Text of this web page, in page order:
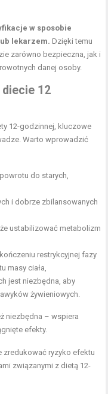
w sposobie
lekarzem. Dzięki temu
zarówno bezpieczna, jak i
danej osoby.
12
12-godzinnej, kluczowe
Warto wprowadzić
do starych,
i dobrze zbilansowanych
ustabilizować metabolizm
restrykcyjnej fazy
masy ciała,
jest niezbędna, aby
żywieniowych.
niezbędna – wspiera
efekty.
zredukować ryzyko efektu
związanymi z dietą 12-